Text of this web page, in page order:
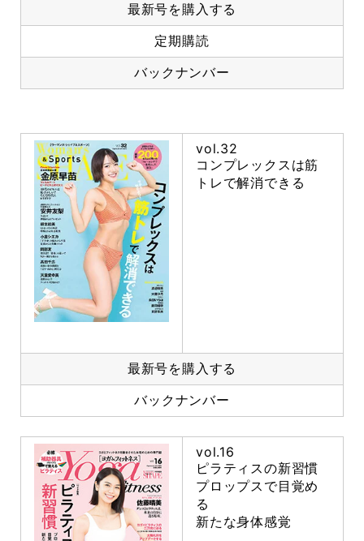
最新号を購入する
定期購読
バックナンバー
vol.32
コンプレックスは筋
トレで解消できる
最新号を購入する
バックナンバー
vol.16
ピラティスの新習慣
プロップスで目覚め
る
新たな身体感覚